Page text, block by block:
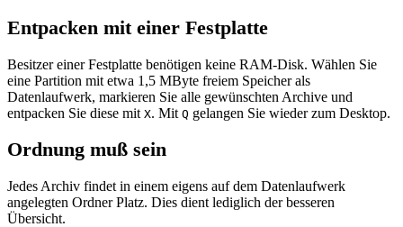
Entpacken mit einer Festplatte
Besitzer einer Festplatte benötigen keine RAM-Disk. Wählen Sie
eine Partition mit etwa 1,5 MByte freiem Speicher als
Datenlaufwerk, markieren Sie alle gewünschten Archive und
entpacken Sie diese mit X. Mit Q gelangen Sie wieder zum Desktop.
Ordnung muß sein
Jedes Archiv findet in einem eigens auf dem Datenlaufwerk
angelegten Ordner Platz. Dies dient lediglich der besseren
Übersicht.